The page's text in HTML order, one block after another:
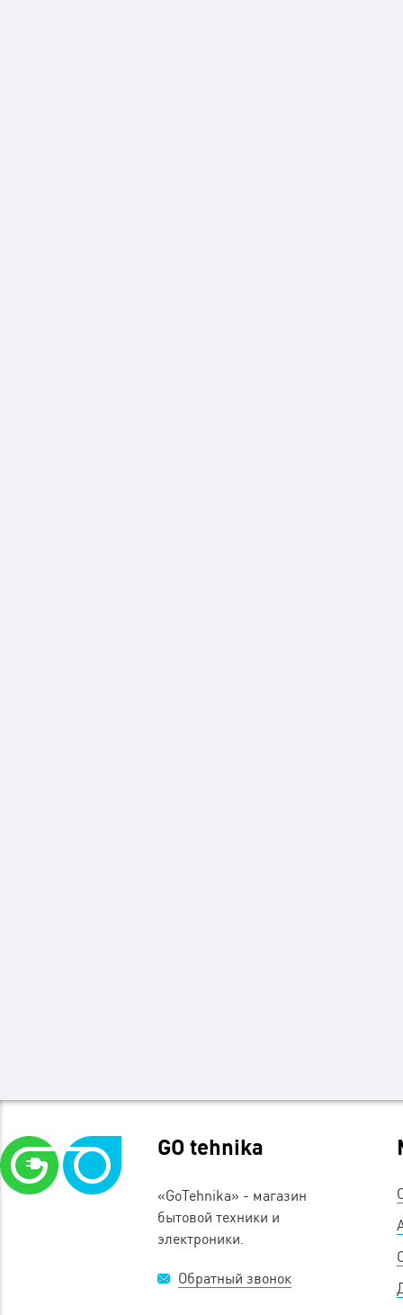
GO tehnika
«GoTehnika» - магазин
бытовой техники и
электроники.
Обратный звонок